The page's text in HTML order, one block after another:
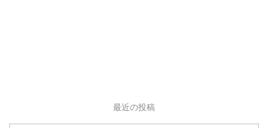
最近の投稿